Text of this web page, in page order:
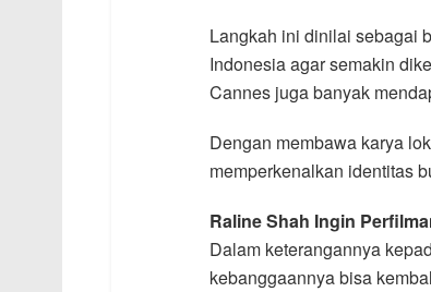
Langkah ini dinilai sebagai
Indonesia agar semakin
Cannes juga banyak
Dengan membawa karya
memperkenalkan identitas
Raline Shah Ingin
Dalam keterangannya
kebanggaannya bisa